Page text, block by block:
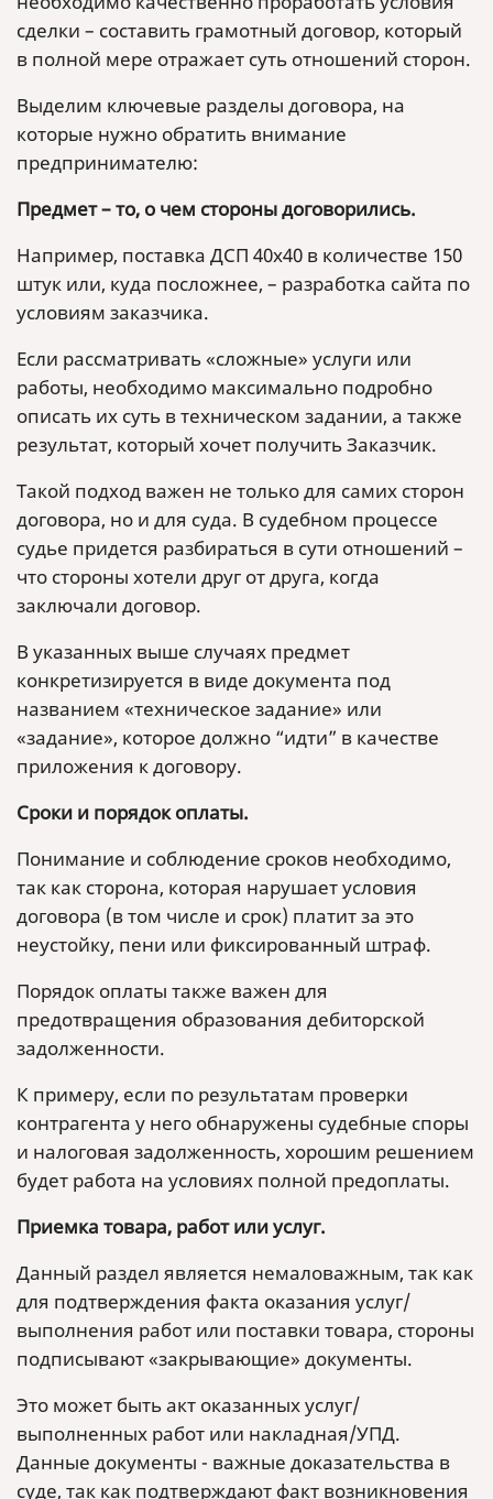
сделки – составить грамотный договор, который
в полной мере отражает суть отношений сторон.
Выделим ключевые разделы договора, на
которые нужно обратить внимание
предпринимателю:
Предмет – то, о чем стороны договорились.
Например, поставка ДСП 40х40 в количестве 150
штук или, куда посложнее, – разработка сайта по
условиям заказчика.
Если рассматривать «сложные» услуги или
работы, необходимо максимально подробно
описать их суть в техническом задании, а также
результат, который хочет получить Заказчик.
Такой подход важен не только для самих сторон
договора, но и для суда. В судебном процессе
судье придется разбираться в сути отношений –
что стороны хотели друг от друга, когда
заключали договор.
В указанных выше случаях предмет
конкретизируется в виде документа под
названием «техническое задание» или
«задание», которое должно “идти” в качестве
приложения к договору.
Сроки и порядок оплаты.
Понимание и соблюдение сроков необходимо,
так как сторона, которая нарушает условия
договора (в том числе и срок) платит за это
неустойку, пени или фиксированный штраф.
Порядок оплаты также важен для
предотвращения образования дебиторской
задолженности.
К примеру, если по результатам проверки
контрагента у него обнаружены судебные споры
и налоговая задолженность, хорошим решением
будет работа на условиях полной предоплаты.
Приемка товара, работ или услуг.
Данный раздел является немаловажным, так как
для подтверждения факта оказания услуг/
выполнения работ или поставки товара, стороны
подписывают «закрывающие» документы.
Это может быть акт оказанных услуг/
выполненных работ или накладная/УПД.
Данные документы - важные доказательства в
суде, так как подтверждают факт возникновения